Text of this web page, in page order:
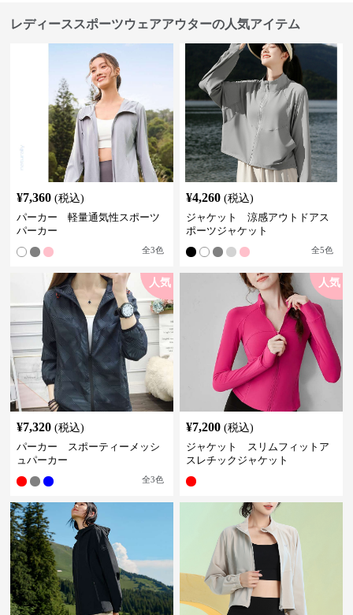
レディーススポーツウェアアウターの人気アイテム
¥7,360 (税込)
パーカー 軽量通気性スポーツ
パーカー
全3色
¥4,260 (税込)
ジャケット 涼感アウトドアス
ポーツジャケット
全5色
人気
¥7,320 (税込)
パーカー スポーティーメッシ
ュパーカー
全3色
人気
¥7,200 (税込)
ジャケット スリムフィットア
スレチックジャケット